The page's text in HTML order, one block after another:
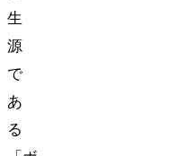
生
源
で
あ
る